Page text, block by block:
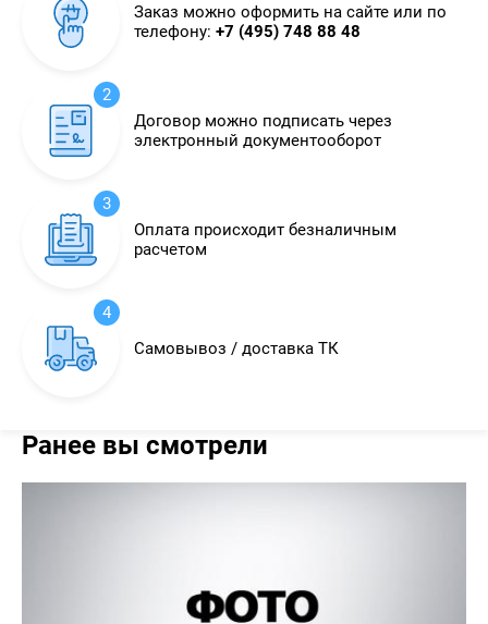
Заказ можно оформить на сайте или по
телефону: +7 (495) 748 88 48
2
Договор можно подписать через
электронный документооборот
3
Оплата происходит безналичным
расчетом
4
Самовывоз / доставка ТК
Ранее вы смотрели